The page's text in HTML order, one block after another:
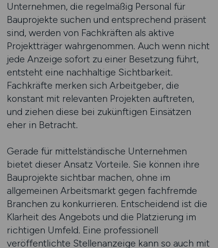
Unternehmen, die regelmäßig Personal für
Bauprojekte suchen und entsprechend präsent
sind, werden von Fachkräften als aktive
Projektträger wahrgenommen. Auch wenn nicht
jede Anzeige sofort zu einer Besetzung führt,
entsteht eine nachhaltige Sichtbarkeit.
Fachkräfte merken sich Arbeitgeber, die
konstant mit relevanten Projekten auftreten,
und ziehen diese bei zukünftigen Einsätzen
eher in Betracht.
Gerade für mittelständische Unternehmen
bietet dieser Ansatz Vorteile. Sie können ihre
Bauprojekte sichtbar machen, ohne im
allgemeinen Arbeitsmarkt gegen fachfremde
Branchen zu konkurrieren. Entscheidend ist die
Klarheit des Angebots und die Platzierung im
richtigen Umfeld. Eine professionell
veröffentlichte Stellenanzeige kann so auch mit